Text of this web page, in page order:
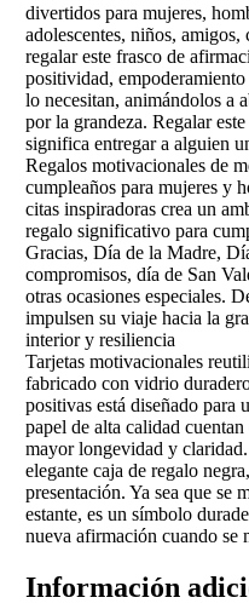
divertidos para mujeres,
adolescentes, niños,
regalar este frasco de
positividad,
lo necesitan, animándolos a
por la grandeza. Regalar
significa entregar a alguien
Regalos motivacionales de
cumpleaños para mujeres y
citas inspiradoras crea un
regalo significativo para
Gracias, Día de la Madre,
compromisos, día de San
otras ocasiones especiales.
impulsen su viaje hacia la
interior y resiliencia
Tarjetas motivacionales
fabricado con vidrio
positivas está diseñado para
papel de alta calidad
mayor longevidad y
elegante caja de regalo
presentación. Ya sea que se
estante, es un símbolo
nueva afirmación cuando se
Información